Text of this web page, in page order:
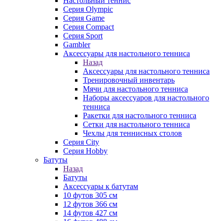
Серия Olympic
Серия Game
Серия Compact
Серия Sport
Gambler
Аксессуары для настольного тенниса
Назад
Аксессуары для настольного тенниса
Тренировочный инвентарь
Мячи для настольного тенниса
Наборы аксессуаров для настольного
тенниса
Ракетки для настольного тенниса
Сетки для настольного тенниса
Чехлы для теннисных столов
Серия City
Серия Hobby
Батуты
Назад
Батуты
Аксессуары к батутам
10 футов 305 см
12 футов 366 см
14 футов 427 см